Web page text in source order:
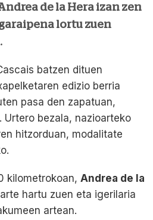
de la Hera izan zen
lortu zuen
batzen dituen
edizio berria
pasa den zapatuan,
Urtero bezala, nazioarteko
hitzorduan, modalitate
kilometrokoan, Andrea de la
hartu zuen eta igerilaria
artean.